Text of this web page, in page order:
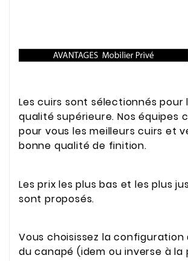
Les cuirs sont sélectionnés pour
qualité supérieure. Nos équipes
pour vous les meilleurs cuirs et
bonne qualité de finition.
Les prix les plus bas et les plus
sont proposés.
Vous choisissez la configuration
du canapé (idem ou inverse à la